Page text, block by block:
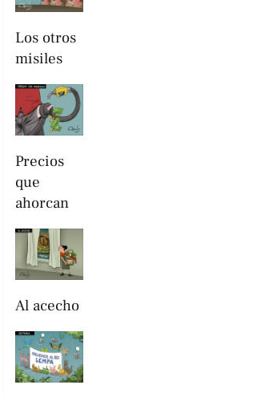
Los otros
misiles
Precios
que
ahorcan
Al acecho